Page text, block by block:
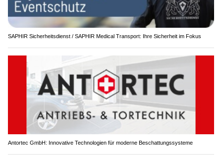
SAPHIR Sicherheitsdienst / SAPHIR Medical Transport: Ihre Sicherheit im Fokus
Antortec GmbH: Innovative Technologien für moderne Beschattungssysteme